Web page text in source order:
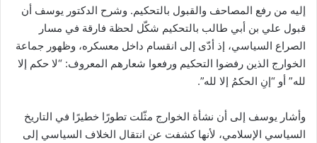
إليه من رفع المصاحف والقبول بالتحكيم. وشرح الدكتور يوسف أن
قبول علي بن أبي طالب بالتحكيم شكّل لحظة فارقة في مسار
الصراع السياسي، إذ أدّى إلى انقسام داخل معسكره، وظهور جماعة
الخوارج الذين رفضوا التحكيم ورفعوا شعارهم المعروف: “لا حكم إلا
لله” أو “إنِ الحكمُ إلا لله”.
وأشار يوسف إلى أن نشأة الخوارج مثّلت تطورًا خطيرًا في التاريخ
السياسي الإسلامي، لأنها كشفت عن انتقال الخلاف السياسي إلى